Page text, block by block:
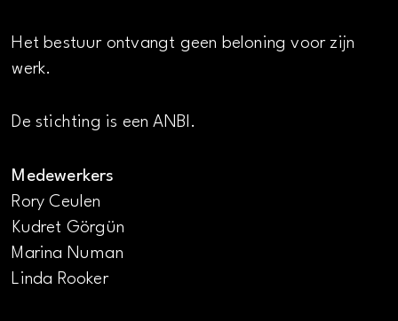
Het bestuur ontvangt geen beloning voor zijn
werk.
De stichting is een ANBI.
Medewerkers
Rory Ceulen
Kudret Görgün
Marina Numan
Linda Rooker